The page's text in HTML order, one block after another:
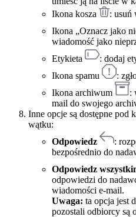
Ikona kosza
: usuń
Ikona „Oznacz jako
wiadomość jako
Etykieta
: dodaj
Ikona spamu
:
Ikona archiwum
:
mail do swojego
Inne opcje są dostępne pod
wątku:
Odpowiedz
:
bezpośrednio do
Odpowiedz
odpowiedzi do
wiadomości e-mail.
Uwaga: ta opcja jest
pozostali odbiorcy są